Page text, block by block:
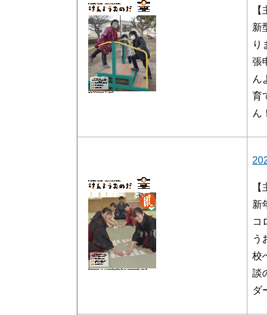
新
り
張
ん
育
ん
新
コ
う
校
談
ダ